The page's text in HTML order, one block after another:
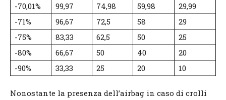
-70,01%
99,97 74,98 59,98
29,99
-71%
96,67 72,5 58
29
-75%
83,33 62,5 50
25
-80%
66,67 50 40
20
-90%
33,33 25 20 10
Nonostante la presenza dell’airbag in caso di crolli